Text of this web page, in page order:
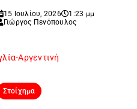
15 Ιουλίου, 2026
1:23 μμ
Γιώργος Πενόπουλος
Στοίχημα